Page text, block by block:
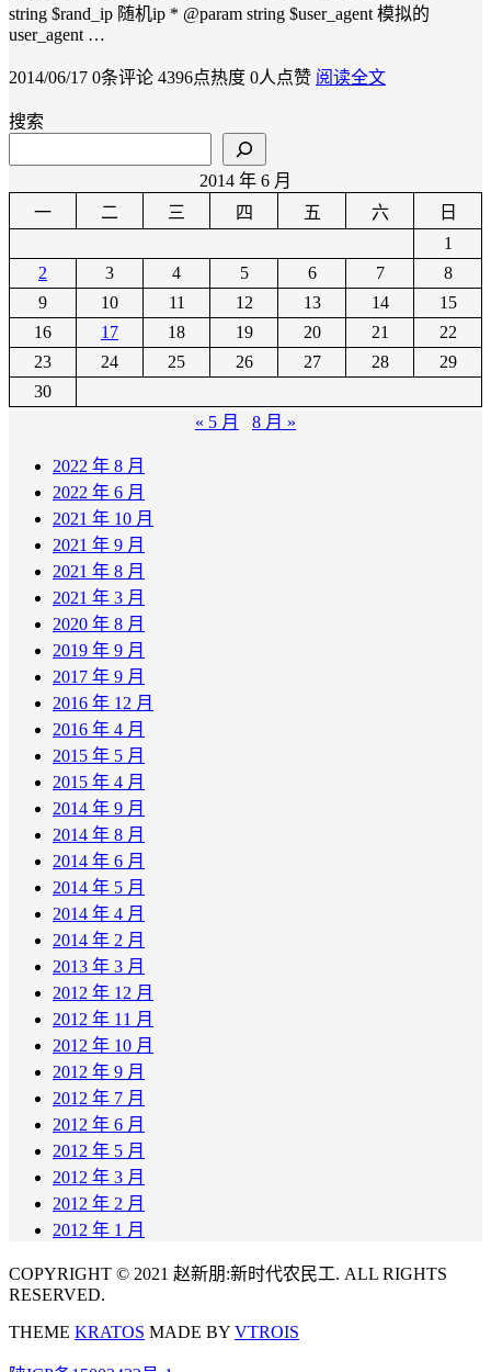
string $rand_ip 随机ip * @param string $user_agent 模拟的
user_agent …
2014/06/17 0条评论 4396点热度 0人点赞 阅读全文
搜索
2014 年 6 月
一
二 三 四 五 六
日
1
2
3 4 5 6 7
8
9
10 11 12 13 14
15
16
17 18 19 20 21
22
23
24 25 26 27 28
29
30
« 5 月
8 月 »
2022 年 8 月
2022 年 6 月
2021 年 10 月
2021 年 9 月
2021 年 8 月
2021 年 3 月
2020 年 8 月
2019 年 9 月
2017 年 9 月
2016 年 12 月
2016 年 4 月
2015 年 5 月
2015 年 4 月
2014 年 9 月
2014 年 8 月
2014 年 6 月
2014 年 5 月
2014 年 4 月
2014 年 2 月
2013 年 3 月
2012 年 12 月
2012 年 11 月
2012 年 10 月
2012 年 9 月
2012 年 7 月
2012 年 6 月
2012 年 5 月
2012 年 3 月
2012 年 2 月
2012 年 1 月
COPYRIGHT © 2021 赵新朋:新时代农民工. ALL RIGHTS
RESERVED.
THEME KRATOS MADE BY VTROIS